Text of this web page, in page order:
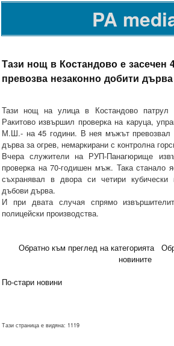
PA
Тази нощ в Костандово е засечен
превозва незаконно добити дърва
Тази нощ на улица в Костандово патрул
Ракитово извършил проверка на каруца,
М.Ш.- на 45 години. В нея мъжът превозвал
дърва за огрев, немаркирани с контролна
Вчера служители на РУП-Панагюрище
проверка на 70-годишен мъж. Така станало
съхранявал в двора си четири кубически
дъбови дърва.
И при двата случая спрямо
полицейски производства.
Обратно към преглед на категорията
новините
По-стари новини
Тази страница е видяна: 1119